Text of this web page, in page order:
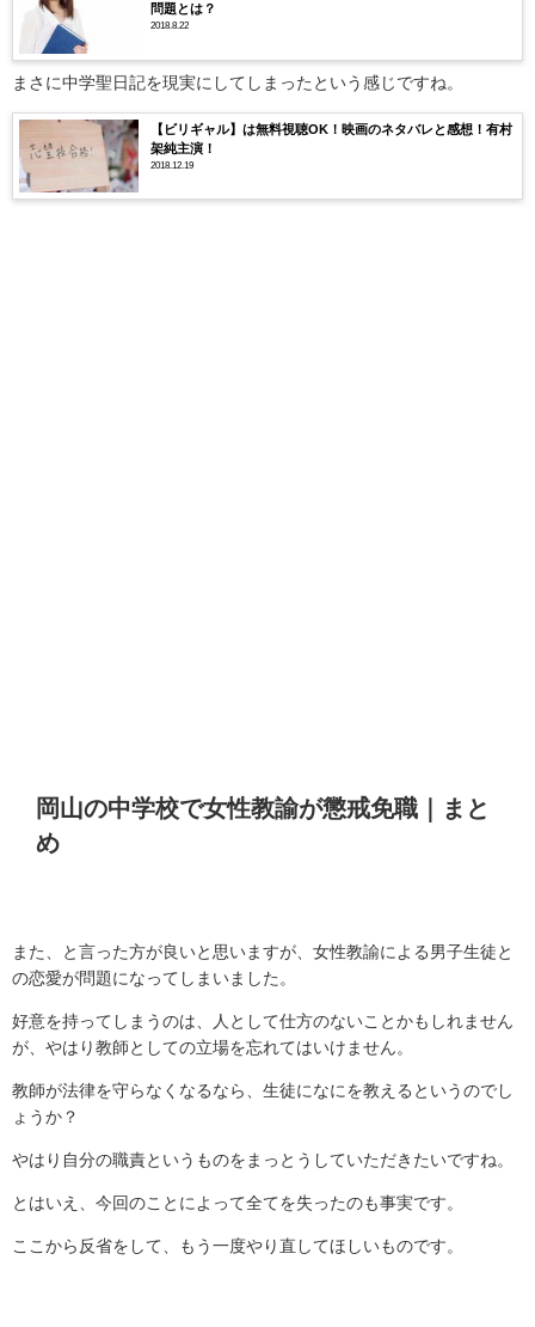
問題とは？
2018.8.22
まさに中学聖日記を現実にしてしまったという感じですね。
【ビリギャル】は無料視聴OK！映画のネタバレと感想！有村
架純主演！
2018.12.19
岡山の中学校で女性教諭が懲戒免職｜まと
め
また、と言った方が良いと思いますが、女性教諭による男子生徒と
の恋愛が問題になってしまいました。
好意を持ってしまうのは、人として仕方のないことかもしれません
が、やはり教師としての立場を忘れてはいけません。
教師が法律を守らなくなるなら、生徒になにを教えるというのでし
ょうか？
やはり自分の職責というものをまっとうしていただきたいですね。
とはいえ、今回のことによって全てを失ったのも事実です。
ここから反省をして、もう一度やり直してほしいものです。